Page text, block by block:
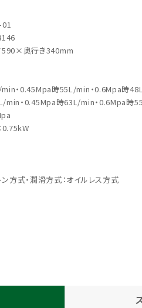
01
奥行き340mm
・0.45Mpa時55L/min・0.6Mpa時
min・0.45Mpa時63L/min・0.6Mpa時
0.75kW
方式・潤滑方式：オイルレス方式